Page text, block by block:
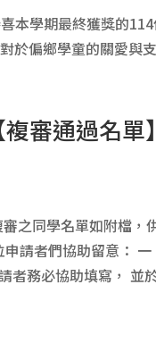
學期最終獲獎的
於偏鄉學童的關愛與
審通過名單
之同學名單如附檔，
請者們協助留意：
務必協助填寫， 並